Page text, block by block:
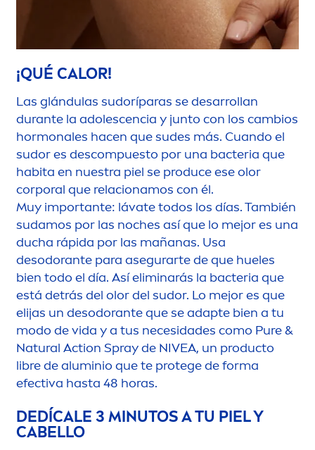
¡QUÉ CALOR!
Las glándulas sudoríparas se desarrollan
durante la adolescencia y junto con los cambios
hormonales hacen que sudes más. Cuando el
sudor es descompuesto por una bacteria que
habita en nuestra piel se produce ese olor
corporal que relacionamos con él.
Muy importante: lávate todos los días. También
sudamos por las noches así que lo mejor es una
ducha rápida por las mañanas. Usa
desodorante para asegurarte de que hueles
bien todo el día. Así eliminarás la bacteria que
está detrás del olor del sudor. Lo mejor es que
elijas un desodorante que se adapte bien a tu
modo de vida y a tus necesidades como Pure&
Natural Action Spray de NIVEA, un producto
libre de aluminio que te protege de forma
efectiva hasta 48 horas.
DEDÍCALE 3 MINUTOS A TU PIEL Y
CABELLO